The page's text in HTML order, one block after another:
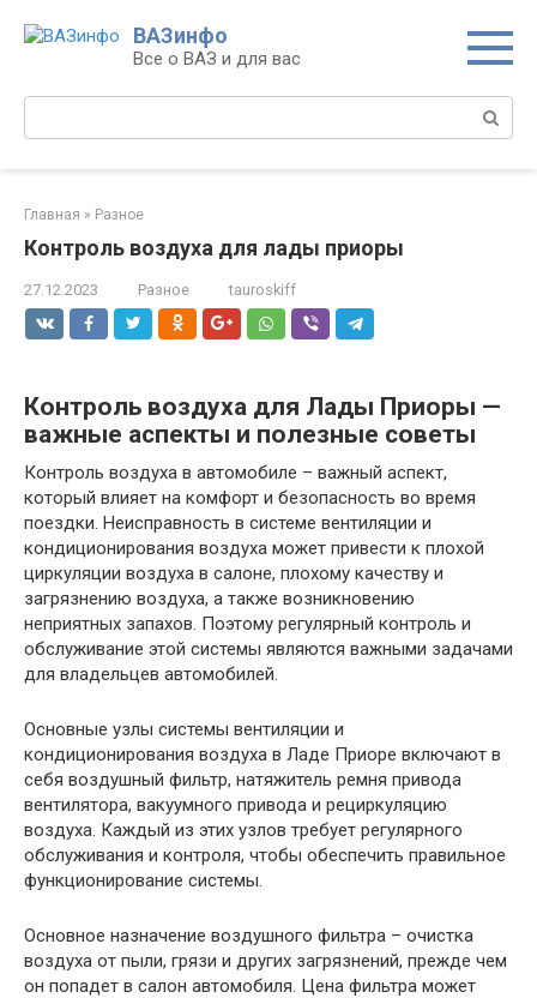
ВАЗинфо
Все о ВАЗ и для вас
Поиск:
Главная » Разное
Контроль воздуха для лады приоры
27.12.2023 Разное tauroskiff
Контроль воздуха для Лады Приоры —
важные аспекты и полезные советы
Контроль воздуха в автомобиле – важный аспект,
который влияет на комфорт и безопасность во время
поездки. Неисправность в системе вентиляции и
кондиционирования воздуха может привести к плохой
циркуляции воздуха в салоне, плохому качеству и
загрязнению воздуха, а также возникновению
неприятных запахов. Поэтому регулярный контроль и
обслуживание этой системы являются важными задачами
для владельцев автомобилей.
Основные узлы системы вентиляции и
кондиционирования воздуха в Ладе Приоре включают в
себя воздушный фильтр, натяжитель ремня привода
вентилятора, вакуумного привода и рециркуляцию
воздуха. Каждый из этих узлов требует регулярного
обслуживания и контроля, чтобы обеспечить правильное
функционирование системы.
Основное назначение воздушного фильтра – очистка
воздуха от пыли, грязи и других загрязнений, прежде чем
он попадет в салон автомобиля. Цена фильтра может